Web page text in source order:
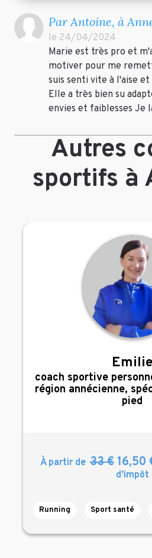
Par Antoine, à
le 24/04/2024
Marie est très pro et
motiver pour me
suis senti vite à l'aise
Elle a très bien su
envies et faiblesses Je
Autres
sportifs à
Emilie
,
coach sportive
région annécienne,
pied
À partir de 33 €16,50
d’impôt
Running Sport santé